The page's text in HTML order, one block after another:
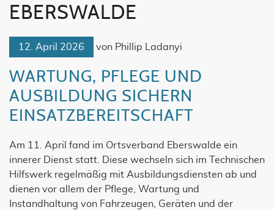
EBERSWALDE
12. April 2026 von Phillip Ladanyi
WARTUNG, PFLEGE UND
AUSBILDUNG SICHERN
EINSATZBEREITSCHAFT
Am 11. April fand im Ortsverband Eberswalde ein
innerer Dienst statt. Diese wechseln sich im Technischen
Hilfswerk regelmäßig mit Ausbildungsdiensten ab und
dienen vor allem der Pflege, Wartung und
Instandhaltung von Fahrzeugen, Geräten und der